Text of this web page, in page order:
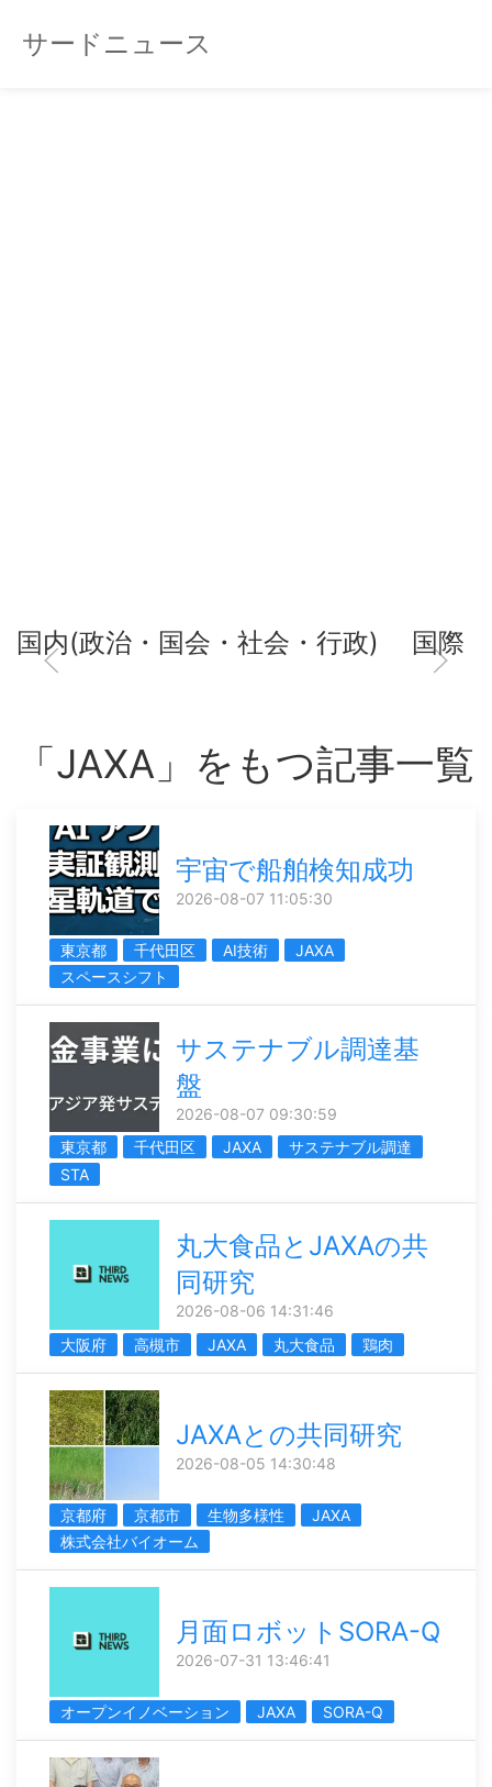
サードニュース
国内(政治・国会・社会・行政) 国際
「JAXA」をもつ記事一覧
宇宙で船舶検知成功
2026-08-07 11:05:30
東京都 千代田区 AI技術
JAXA
スペースシフト
サステナブル調達基
盤
2026-08-07 09:30:59
東京都
千代田区 JAXA
サステナブル調達
STA
丸大食品とJAXAの共
同研究
2026-08-06 14:31:46
大阪府
高槻市 JAXA 丸大食品 鶏肉
JAXAとの共同研究
2026-08-05 14:30:48
京都府 京都市 生物多様性
JAXA
株式会社バイオーム
月面ロボットSORA-Q
2026-07-31 13:46:41
オープンイノベーション JAXA SORA-Q